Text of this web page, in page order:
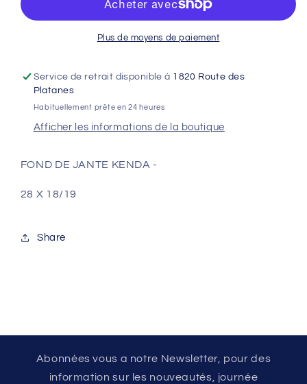
KENDA
18/19
JANTE
KENDA
-
18/19
Plus de moyens de paiement
Service de retrait disponible à 1820 Route des
Platanes
Habituellement prête en 24 heures
Afficher les informations de la boutique
FOND DE JANTE KENDA -
28 X 18/19
Share
Abonnées vous a notre Newsletter, pour des
information sur les nouveautés, journée